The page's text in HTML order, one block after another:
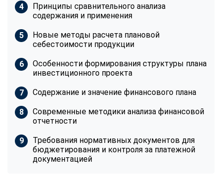
Принципы сравнительного анализа
содержания и применения
Новые методы расчета плановой
себестоимости продукции
Особенности формирования структуры плана
инвестиционного проекта
Содержание и значение финансового плана
Современные методики анализа финансовой
отчетности
Требования нормативных документов для
бюджетирования и контроля за платежной
документацией